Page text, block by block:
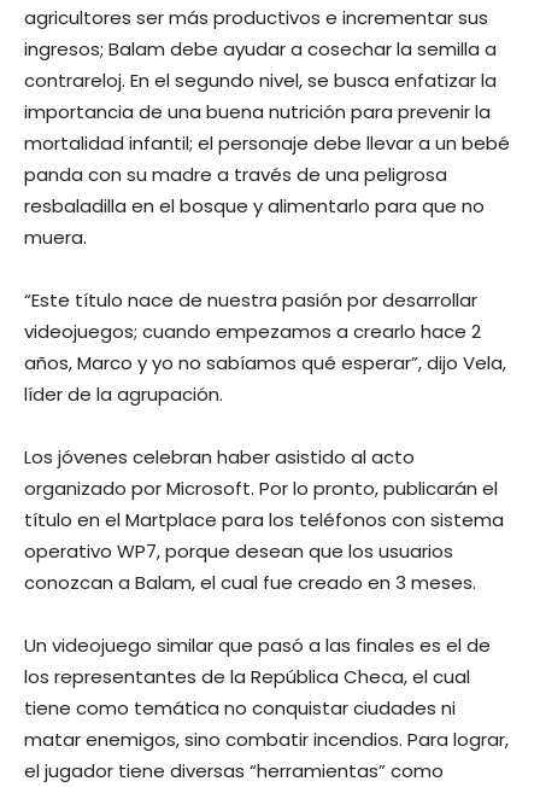
agricultores ser más productivos e incrementar sus
ingresos; Balam debe ayudar a cosechar la semilla a
contrareloj. En el segundo nivel, se busca enfatizar la
importancia de una buena nutrición para prevenir la
mortalidad infantil; el personaje debe llevar a un bebé
panda con su madre a través de una peligrosa
resbaladilla en el bosque y alimentarlo para que no
muera.
“Este título nace de nuestra pasión por desarrollar
videojuegos; cuando empezamos a crearlo hace 2
años, Marco y yo no sabíamos qué esperar”, dijo Vela,
líder de la agrupación.
Los jóvenes celebran haber asistido al acto
organizado por Microsoft. Por lo pronto, publicarán el
título en el Martplace para los teléfonos con sistema
operativo WP7, porque desean que los usuarios
conozcan a Balam, el cual fue creado en 3 meses.
Un videojuego similar que pasó a las finales es el de
los representantes de la República Checa, el cual
tiene como temática no conquistar ciudades ni
matar enemigos, sino combatir incendios. Para lograr,
el jugador tiene diversas “herramientas” como